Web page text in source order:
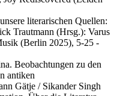
literarischen Quellen:
Trautmann (Hrsg.): Varus
(Berlin 2025), 5-25 -
Beobachtungen zu den
antiken
Gätje / Sikander Singh